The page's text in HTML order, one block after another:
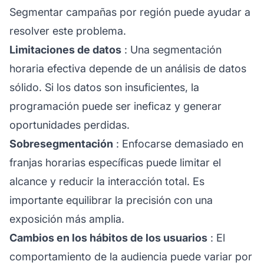
Segmentar campañas por región puede ayudar a
resolver este problema.
Limitaciones de datos : Una segmentación
horaria efectiva depende de un análisis de datos
sólido. Si los datos son insuficientes, la
programación puede ser ineficaz y generar
oportunidades perdidas.
Sobresegmentación : Enfocarse demasiado en
franjas horarias específicas puede limitar el
alcance y reducir la interacción total. Es
importante equilibrar la precisión con una
exposición más amplia.
Cambios en los hábitos de los usuarios : El
comportamiento de la audiencia puede variar por